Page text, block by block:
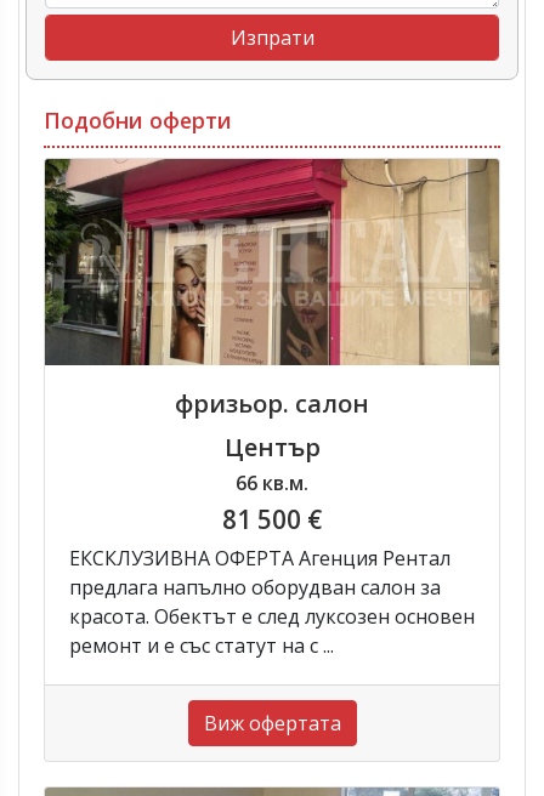
Подобни оферти
фризьор. салон
Център
66 кв.м.
81 500 €
ЕКСКЛУЗИВНА ОФЕРТА Агенция Рентал
предлага напълно оборудван салон за
красота. Обектът е след луксозен основен
ремонт и е със статут на с ...
Виж офертата